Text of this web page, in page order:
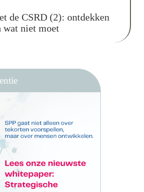
de CSRD (2): ontdekken
wat niet moet